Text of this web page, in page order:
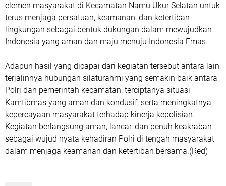
elemen masyarakat di Kecamatan Namu Ukur Selatan untuk
terus menjaga persatuan, keamanan, dan ketertiban
lingkungan sebagai bentuk dukungan dalam mewujudkan
Indonesia yang aman dan maju menuju Indonesia Emas.
Adapun hasil yang dicapai dari kegiatan tersebut antara lain
terjalinnya hubungan silaturahmi yang semakin baik antara
Polri dan pemerintah kecamatan, terciptanya situasi
Kamtibmas yang aman dan kondusif, serta meningkatnya
kepercayaan masyarakat terhadap kinerja kepolisian.
Kegiatan berlangsung aman, lancar, dan penuh keakraban
sebagai wujud nyata kehadiran Polri di tengah masyarakat
dalam menjaga keamanan dan ketertiban bersama.(Red)